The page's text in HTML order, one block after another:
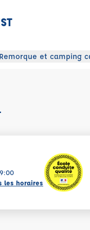
Remorque et camping
les horaires